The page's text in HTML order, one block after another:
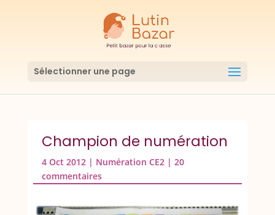
Sélectionner une page
Champion de numération
4 Oct 2012| Numération CE2| 20
commentaires